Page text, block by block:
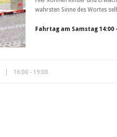
wahrsten Sinne des Wortes
Fahrtag am Samstag 14:00
16:00 - 19:00